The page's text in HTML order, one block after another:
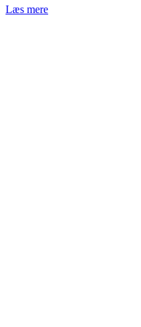
Læs mere